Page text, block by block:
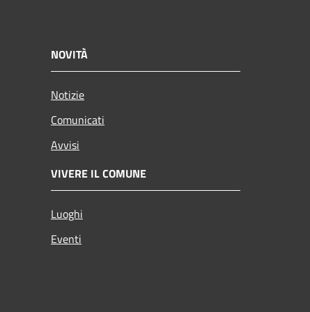
NOVITÀ
Notizie
Comunicati
Avvisi
VIVERE IL COMUNE
Luoghi
Eventi